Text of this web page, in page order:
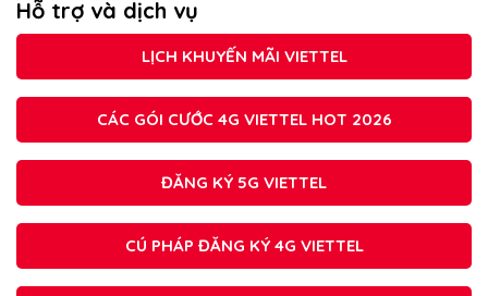
Hỗ trợ và dịch vụ
LỊCH KHUYẾN MÃI VIETTEL
CÁC GÓI CƯỚC 4G VIETTEL HOT 2026
ĐĂNG KÝ 5G VIETTEL
CÚ PHÁP ĐĂNG KÝ 4G VIETTEL